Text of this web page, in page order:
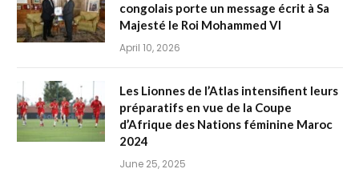
congolais porte un message écrit à Sa
Majesté le Roi Mohammed VI
April 10, 2026
Les Lionnes de l’Atlas intensifient leurs
préparatifs en vue de la Coupe
d’Afrique des Nations féminine Maroc
2024
June 25, 2025